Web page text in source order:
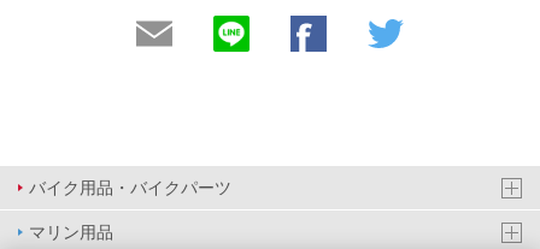
バイク用品・バイクパーツ
マリン用品